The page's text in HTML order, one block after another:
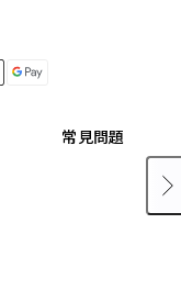
常見問題